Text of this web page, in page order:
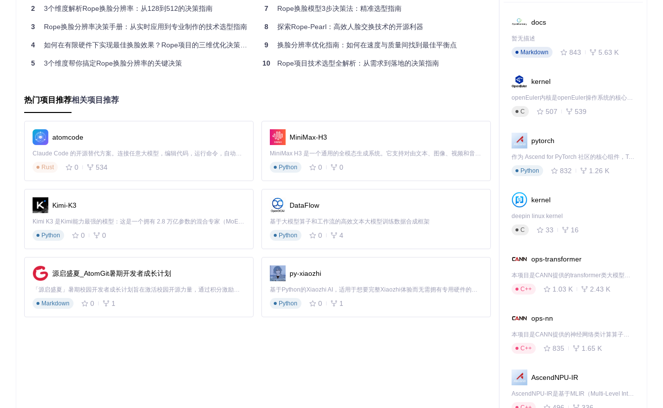
测试素材：benchmark/target-1080p.mp4（30fps，2分钟）
1. 速度维度（FPS）
256分辨率：17.6 FPS（±0.8）
2. 显存占用（GB）
3. 质量评分（10分制）
512分辨率：9.3分（毛孔级细节，光照一致性优秀）
表1：三种分辨率模型在标准测试环境下的核心性能指标
场景适配：找到你的最佳分辨率
适合视频会议、直播推流等需要即时反馈的场景。实测在低配笔记本（MX250显卡）上仍能保持15FPS以上的流畅度，相当于在线视频聊天的标准帧率。
启用方式：在Rope主界面"设置>性能模式"中选择"极速模式"。
256×256 + 内容创作场景
分辨率小60%，更适合快速上传和分享。
512×512 + 专业制作场景
适用于电影片段修复、静态艺术创作等高质量需求。建议配合CodeFormer增强模型使用，虽然处理1080P视频需要每帧2-3秒，但输出效果可达到专业后
期水平。需注意：显存低于8GB会频繁触发swap机制，导致处理时间增加300%。
2 3个维度解析Rope换脸分辨率：从128到512的决策指南
3 Rope换脸分辨率决策手册：从实时应用到专业制作的技术选型指南
4 如何在有限硬件下实现最佳换脸效果？Rope项目的三维优化决策指南
5 3个维度帮你搞定Rope换脸分辨率的关键决策
7 Rope换脸模型3步决策法：精准选型指南
8 探索Rope-Pearl：高效人脸交换技术的开源利器
9 换脸分辨率优化指南：如何在速度与质量间找到最佳平衡点
10 Rope项目技术选型全解析：从需求到落地的决策指南
热门项目推荐相关项目推荐
atomcode
Claude Code 的开源替代方案。连接任意大模型，编辑代码，运行命令，自动验证 — 全自动执行。用 Rust 构建，极致性能。 ｜ An open-source alternative to Claude Code. Connect any LLM, edit code, run commands, and verify changes — autonomously. Built in Rust for speed. Get Started
Rust
0 534
MiniMax-H3
MiniMax H3 是一个通用的全模态生成系统。它支持对由文本、图像、视频和音频组成的多模态上下文进行统一理解，并能生成分辨率高达 2K、时长可达 15 秒的带原生立体声音频的视频。得益于面向任务泛化的系统设计，H3 在预训练阶段就已具备广泛的多模态上下文理解与生成能力，能够出色地执行复杂的多模态指令。
Python
0 0
Kimi-K3
Kimi K3 是Kimi能力最强的模型：这是一个拥有 2.8 万亿参数的混合专家（MoE）模型，具备原生视觉理解能力，并支持 100 万 token 的上下文窗口。
Python
0 0
DataFlow
基于大模型算子和工作流的高效文本大模型训练数据合成框架
Python
0 4
源启盛夏_AtomGit暑期开发者成长计划
「源启盛夏」暑期校园开发者成长计划旨在激活校园开源力量，通过积分激励、认证扶持、资源倾斜等形式，引导高校组织和开发者完成「入驻 — 建项目 — 做贡献 — 获认证 — 得资源」的完整闭环。无论你是想带领社团入驻平台的组织者，还是希望用代码贡献证明自己的开发者，都能在这里找到属于你的成长路径。
Markdown
0 1
py-xiaozhi
基于Python的Xiaozhi AI，适用于想要完整Xiaozhi体验而无需拥有专用硬件的用户。
Python
0 1
docs
暂无描述
Markdown
843 5.63 K
kernel
openEuler内核是openEuler操作系统的核心，既是系统性能与稳定性的基石，也是连接处理器、设备与服务的桥梁。
C
507 539
pytorch
作为 Ascend for PyTorch 社区的核心组件，TorchNPU 是昇腾专为 PyTorch 打造的深度学习适配插件，使 PyTorch 框架能够直接调用昇腾 NPU，为开发者提供昇腾 AI 处理器的超强算力。
Python
832 1.26 K
kernel
deepin linux kernel
C
33 16
ops-transformer
本项目是CANN提供的transformer类大模型算子库，实现网络在NPU上加速计算。
C++
1.03 K 2.43 K
ops-nn
本项目是CANN提供的神经网络类计算算子库，实现网络在NPU上加速计算。
C++
835 1.65 K
AscendNPU-IR
AscendNPU-IR是基于MLIR（Multi-Level Intermediate Representation）构建的，面向昇腾亲和算子编译时使用的中间表示，提供昇腾完备表达能力，通过编译优化提升昇腾AI处理器计算效率，支持通过生态框架使能昇腾AI处理器与深度调优